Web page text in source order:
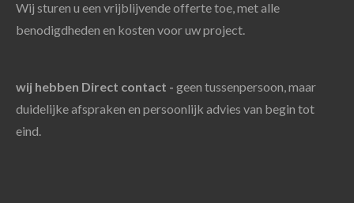
Wij sturen u een vrijblijvende offerte toe, met alle
benodigdheden en kosten voor uw project.
wij hebben Direct contact - geen tussenpersoon, maar
duidelijke afspraken en persoonlijk advies van begin tot
eind.